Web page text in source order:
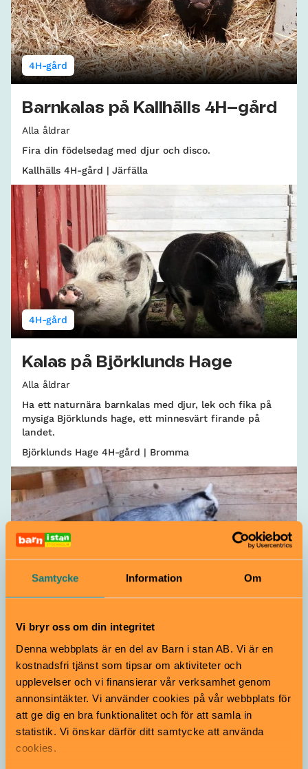
Samtycke Information Om
Vi bryr oss om din integritet
Denna webbplats är en del av Barn i stan AB. Vi är en
kostnadsfri tjänst som tipsar om aktiviteter och
upplevelser och vi finansierar vår verksamhet genom
annonsintäkter. Vi använder cookies på vår webbplats för
att ge dig en bra funktionalitet och för att samla in
statistik. Vi önskar därför ditt samtycke att använda
cookies.
4H-gård
Barnkalas på Kallhälls 4H–gård
Alla åldrar
Fira din födelsedag med djur och disco.
Kallhälls 4H-gård | Järfälla
4H-gård
Kalas på Björklunds Hage
Alla åldrar
Ha ett naturnära barnkalas med djur, lek och fika på
mysiga Björklunds hage, ett minnesvärt firande på
landet.
Björklunds Hage 4H-gård | Bromma
4H-gård
Mysigt djurkalas på Hågelby
4H–gård
Alla åldrar
Häng med på ett kalas med djurmys och fårpromenad.